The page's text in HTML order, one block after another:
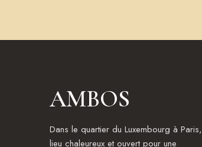
AMBOS
Dans le quartier du Luxembourg à Paris,
lieu chaleureux et ouvert pour une